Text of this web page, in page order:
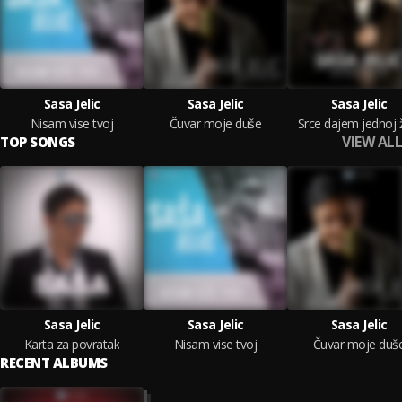
Sasa Jelic
Nisam vise tvoj
Sasa Jelic
Čuvar moje duše
Sasa Jelic
Srce dajem jednoj
TOP SONGS VIEW ALL
Sasa Jelic
Karta za povratak
Sasa Jelic
Nisam vise tvoj
Sasa Jelic
Čuvar moje
RECENT ALBUMS